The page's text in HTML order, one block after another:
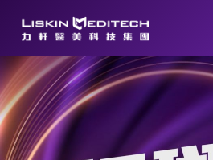
跳
至
主
要
內
容